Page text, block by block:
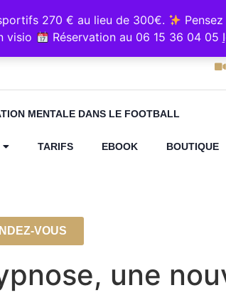
Cabinet
MENTALE DANS LE FOOTBALL
TARIFS EBOOK BOUTIQUE
VOUS
une
270 € au lieu de 300€.
visio
Réservation au 06 15 36 04 05